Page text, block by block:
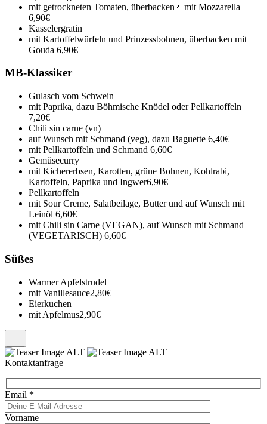
mit getrockneten Tomaten, überbacken mit Mozzarella
6,90€
Kasselergratin
mit Kartoffelwürfeln und Prinzessbohnen, überbacken mit
Gouda 6,90€
MB-Klassiker
Gulasch vom Schwein
mit Paprika, dazu Böhmische Knödel oder Pellkartoffeln
7,20€
Chili sin carne (vn)
auf Wunsch mit Schmand (veg), dazu Baguette 6,40€
mit Pellkartoffeln und Schmand 6,60€
Gemüsecurry
mit Kichererbsen, Karotten, grüne Bohnen, Kohlrabi,
Kartoffeln, Paprika und Ingwer6,90€
Pellkartoffeln
mit Sour Creme, Salatbeilage, Butter und auf Wunsch mit
Leinöl 6,60€
mit Chili sin Carne (VEGAN), auf Wunsch mit Schmand
(VEGETARISCH) 6,60€
Süßes
Warmer Apfelstrudel
mit Vanillesauce2,80€
Eierkuchen
mit Apfelmus2,90€
Kontaktanfrage
Email *
Vorname